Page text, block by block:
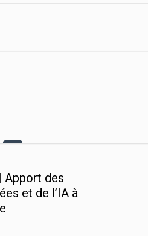
Apport des
et de l’IA à